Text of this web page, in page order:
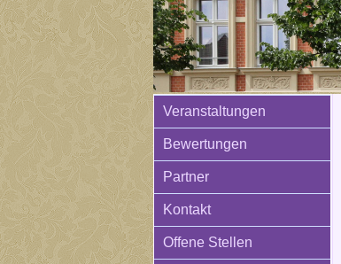
Veranstaltungen
Bewertungen
Partner
Kontakt
Offene Stellen